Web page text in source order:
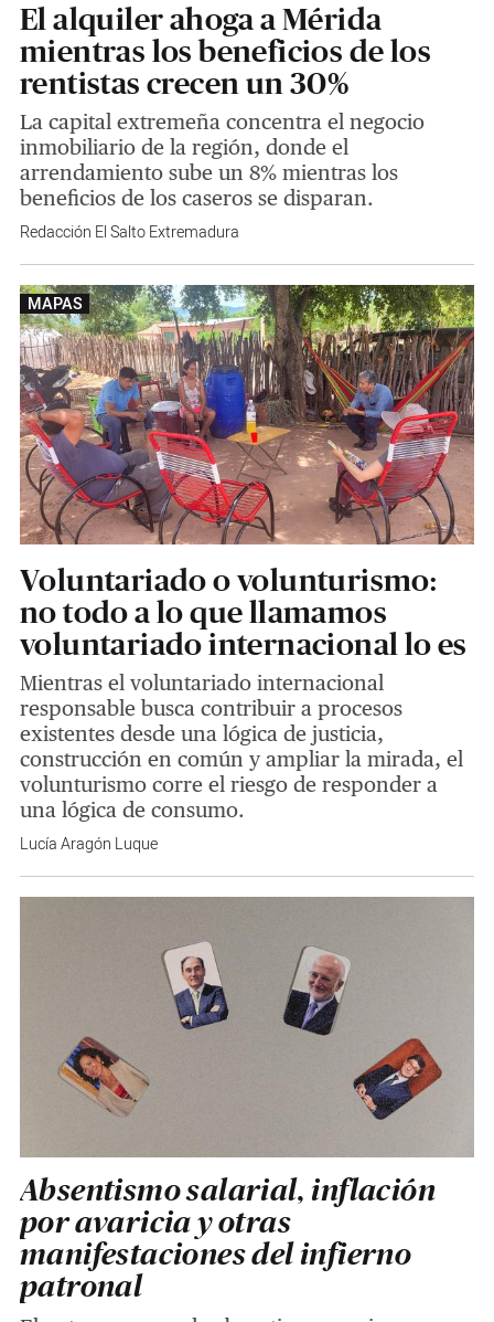
El alquiler ahoga a Mérida
mientras los beneficios de los
rentistas crecen un 30%
La capital extremeña concentra el negocio
inmobiliario de la región, donde el
arrendamiento sube un 8% mientras los
beneficios de los caseros se disparan.
Redacción El Salto Extremadura
MAPAS
Voluntariado o volunturismo:
no todo a lo que llamamos
voluntariado internacional lo es
Mientras el voluntariado internacional
responsable busca contribuir a procesos
existentes desde una lógica de justicia,
construcción en común y ampliar la mirada, el
volunturismo corre el riesgo de responder a
una lógica de consumo.
Lucía Aragón Luque
Absentismo salarial, inflación
por avaricia y otras
manifestaciones del infierno
patronal